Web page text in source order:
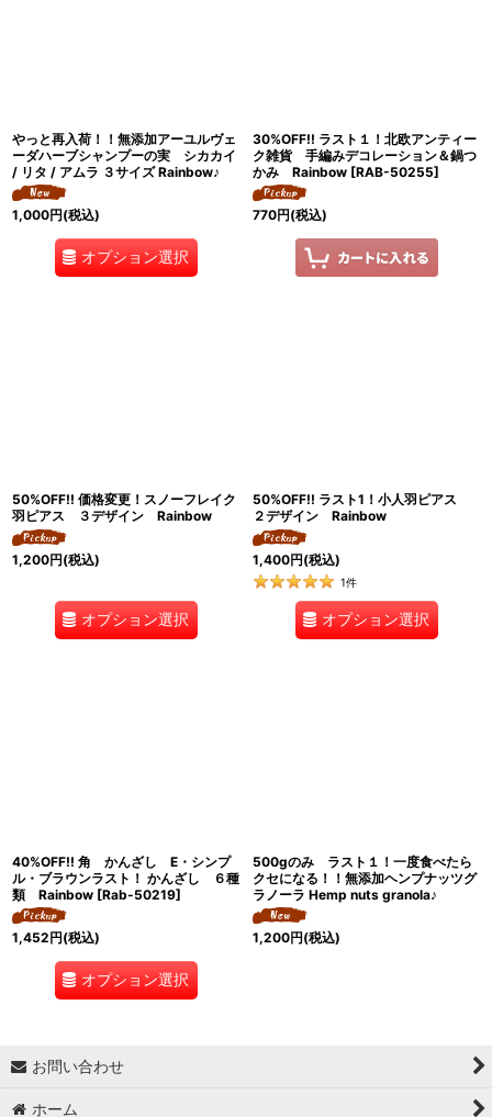
やっと再入荷！！無添加アーユルヴェ
ーダハーブシャンプーの実 シカカイ
/ リタ / アムラ ３サイズ Rainbow♪
1,000円(税込)
オプション選択
30%OFF!! ラスト１！北欧アンティー
ク雑貨 手編みデコレーション＆鍋つ
かみ Rainbow [RAB-50255]
770円(税込)
50%OFF!! 価格変更！スノーフレイク
羽ピアス ３デザイン Rainbow
1,200円(税込)
オプション選択
50%OFF!! ラスト1！小人羽ピアス
２デザイン Rainbow
1,400円(税込)
1件
オプション選択
40%OFF!! 角 かんざし E・シンプ
ル・ブラウンラスト！ かんざし ６種
類 Rainbow [Rab-50219]
1,452円(税込)
オプション選択
500gのみ ラスト１！一度食べたら
クセになる！！無添加ヘンプナッツグ
ラノーラ Hemp nuts granola♪
1,200円(税込)
お問い合わせ
ホーム